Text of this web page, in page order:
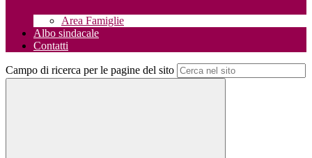
Area Famiglie
Albo sindacale
Contatti
Campo di ricerca per le pagine del sito